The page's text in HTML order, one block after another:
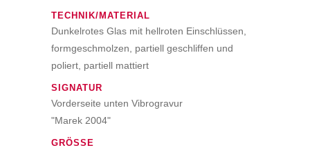
TECHNIK/MATERIAL
Dunkelrotes Glas mit hellroten Einschlüssen,
formgeschmolzen, partiell geschliffen und
poliert, partiell mattiert
SIGNATUR
Vorderseite unten Vibrogravur
"Marek 2004"
GRÖSSE